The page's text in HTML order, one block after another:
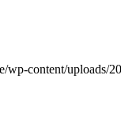
wp-content/uploads/